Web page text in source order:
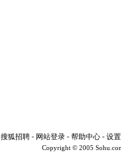
搜狐招聘 - 网站登录 - 帮助中心 - 设
Copyright © 2005